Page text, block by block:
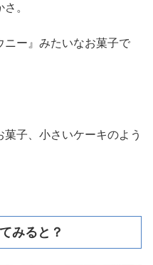
。
ニー』みたいなお菓子で
子、小さいケーキのよう
みると？